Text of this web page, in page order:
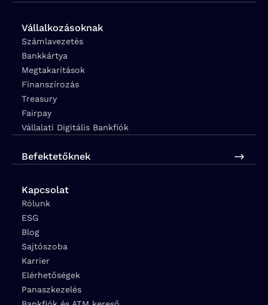
Vállalkozásoknak
Számlavezetés
Bankkártya
Megtakarítások
Finanszírozás
Treasury
Fairpay
Vállalati Digitális Bankfiók
Befektetőknek
Kapcsolat
Rólunk
ESG
Blog
Sajtószoba
Karrier
Elérhetőségek
Panaszkezelés